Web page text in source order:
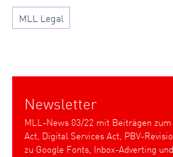
MLL Legal
Newsletter
MLL-News 03/22 mit Beiträgen
Act, Digital Services Act, PBV-
zu Google Fonts, Inbox-Adverting